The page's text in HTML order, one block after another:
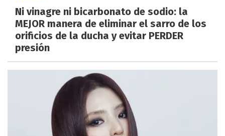
Ni vinagre ni bicarbonato de sodio: la
MEJOR manera de eliminar el sarro de los
orificios de la ducha y evitar PERDER
presión